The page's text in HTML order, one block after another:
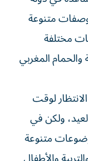
متنوعة
مختلفة
والحمام المغربي
لوقت
ولكن في
متنوعة